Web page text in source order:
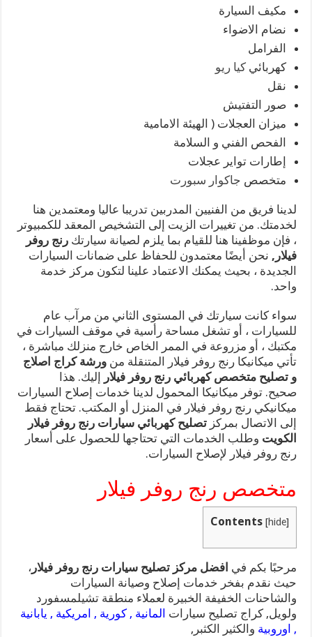
مكيف السيارة
نضام الاضواء
الفرامل
كهربائيكيا ريو
نقل
صور التفتيش
ميزان العجلات ( الهيئة الامامية
الفحص الفني و السلامة
إطارات تواير عجلات
متخصص جاكوار سبورت
لدينا فريق من الفنيين المدربين تدريبا عاليا ومعتمدين هنا
لخدمتك. من تغييرات الزيت إلى التشخيص المعقد للكمبيوتر
، فإن موظفينا هنا للقيام بما يلزم لصيانة سيارتكرنج روفر
فيلار, نحن أيضًا معتمدون للحفاظ على ضمانات السيارات
الجديدة ، بحيث يمكنك الاعتماد علينا لتكون مركز خدمة
واحد.
سواء كانت سيارتك في المستوى الثاني من مرآب عام
للسيارات ، أو تشغل مساحة رأسية في موقف السيارات في
مكتبك ، أو مزروعة في الممر الخاص خارج منزلك مباشرة ،
تأتي ميكانيكا رنج روفر فيلار المتنقلة منورشة كراج اصلاج
و تصليح متخصص كهربائي رنج روفر فيلار
إليك. هذا
صحيح. توفر ميكانيكا المحمول لدينا خدمات إصلاح السيارات
ميكانيكي رنج روفر فيلار في المنزل أو المكتب. تحتاج فقط
إلى الاتصال بمركزتصليح كهربائي سيارات رنج روفر فيلار
الكويت وطلب الخدمات التي تحتاجها للحصول على أسعار
رنج روفر فيلار لإصلاح السيارات.
متخصص رنج روفر فيلار
Contents [hide]
مرحبًا بكم في افضل مركز تصليح سيارات رنج روفر فيلار ،
حيث نقدم بفخر خدمات إصلاح وصيانة السيارات
والشاحنات الخفيفة الخبيرة لعملاء منطقة تشيلمسفورد
ولويل, كراج تصليح سيارات المانية , كورية , امريكية , يابانية
, اوروبية والكثير الكثبر,